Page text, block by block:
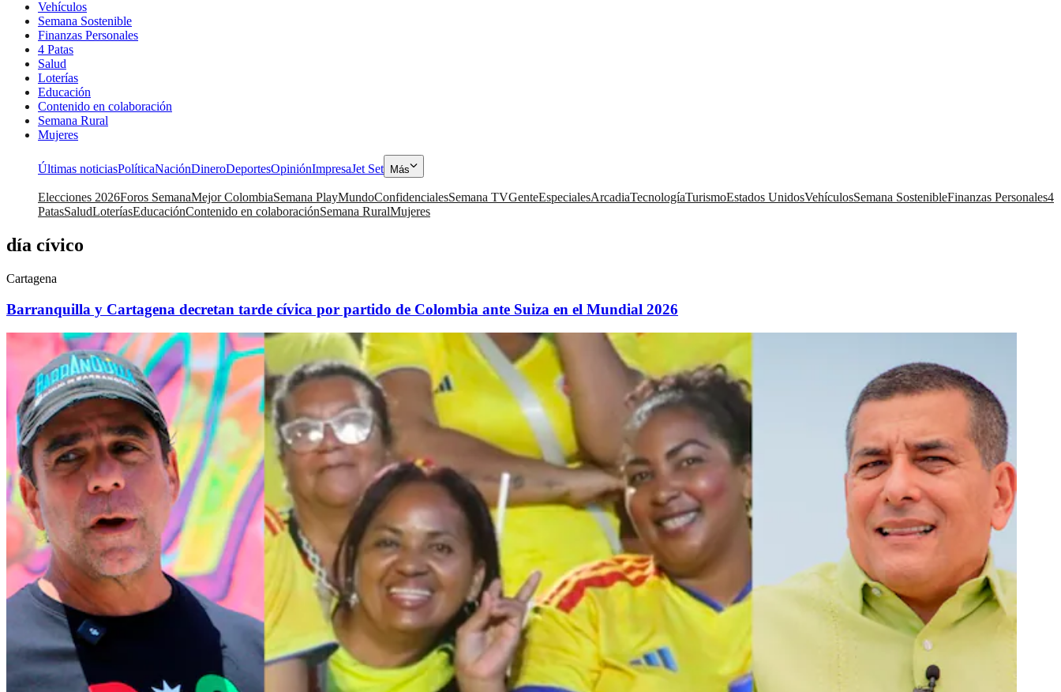
Vehículos
Semana Sostenible
Finanzas Personales
4 Patas
Salud
Loterías
Educación
Contenido en colaboración
Semana Rural
Mujeres
Últimas noticiasPolíticaNaciónDineroDeportesOpiniónImpresaJet Set Más
Elecciones 2026Foros SemanaMejor ColombiaSemana PlayMundoConfidencialesSemana TVGenteEspecialesArcadiaTecnologíaTurismoEstados UnidosVehículosSemana SostenibleFinanzas Personales4
PatasSaludLoteríasEducaciónContenido en colaboraciónSemana RuralMujeres
día cívico
Cartagena
Barranquilla y Cartagena decretan tarde cívica por partido de Colombia ante Suiza en el Mundial 2026